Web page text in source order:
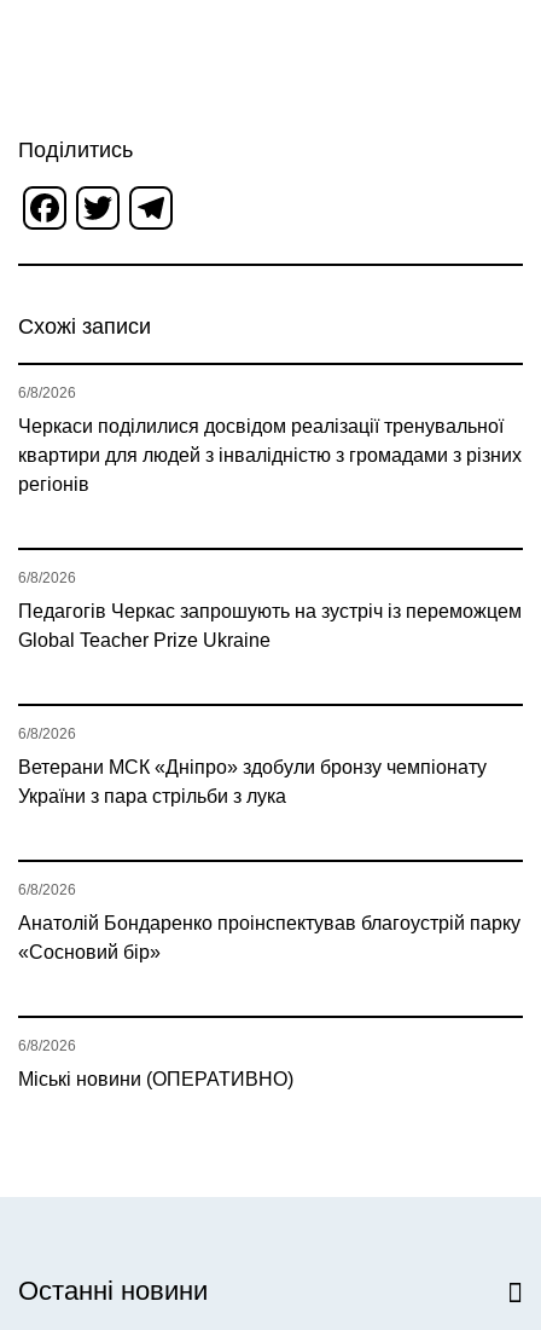
Поділитись
Facebook
Twitter
Схожі записи
Черкаси поділилися досвідом реалізації тренувальної
квартири для людей з інвалідністю з громадами з різних
регіонів
6/8/2026
Педагогів Черкас запрошують на зустріч із переможцем
Global Teacher Prize Ukraine
6/8/2026
Ветерани МСК «Дніпро» здобули бронзу чемпіонату
України з пара стрільби з лука
6/8/2026
Анатолій Бондаренко проінспектував благоустрій парку
«Сосновий бір»
6/8/2026
Міські новини (ОПЕРАТИВНО)
6/8/2026
Останні новини